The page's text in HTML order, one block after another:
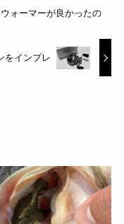
ォーマーが良かったの
をインプレ